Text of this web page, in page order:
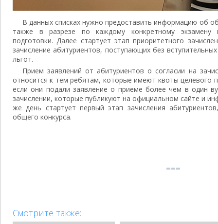
В данных списках нужно предоставить информацию об
также в разрезе по каждому конкретному экзамену
подготовки. Далее стартует этап приоритетного
зачисление абитуриентов, поступающих без
льгот.
Прием заявлений от абитуриентов о согласии на
относится к тем ребятам, которые имеют квоты целевого
если они подали заявление о приеме более чем в один
зачислении, которые публикуют на официальном сайте и
же день стартует первый этап зачисления
общего конкурса.
Смотрите также: